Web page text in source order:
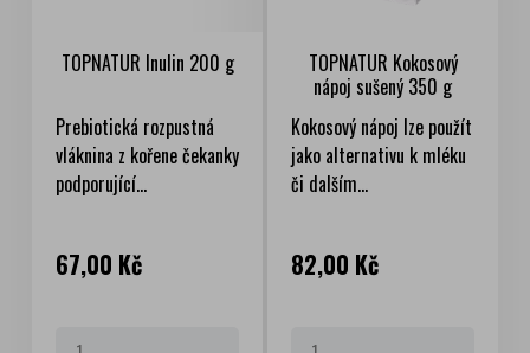
TOPNATUR Inulin 200 g
Prebiotická rozpustná
vláknina z kořene čekanky
podporující...
Cena
67,00 Kč
TOPNATUR Kokosový
nápoj sušený 350 g
Kokosový nápoj lze použít
jako alternativu k mléku
či dalším...
Cena
82,00 Kč